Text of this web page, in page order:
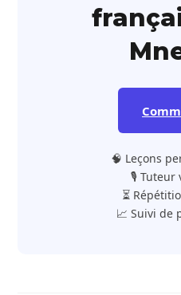
🧠 Leçons
🎙️ Tuteur
⏳
📈 Suivi de